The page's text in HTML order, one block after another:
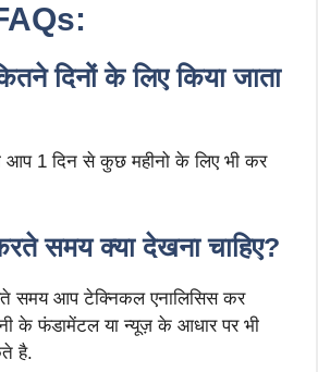
दिनों के लिए किया जाता
1 दिन से कुछ महीनो के लिए भी कर
समय क्या देखना चाहिए?
समय आप टेक्निकल एनालिसिस कर
के फंडामेंटल या न्यूज़ के आधार पर भी
है.